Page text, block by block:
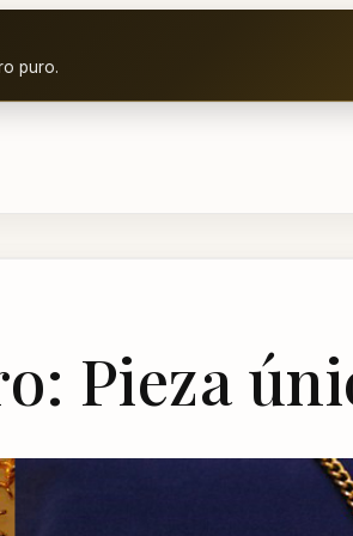
puro.
Pieza